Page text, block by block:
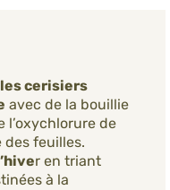
cerisiers
avec de la bouillie
l’oxychlorure de
feuilles.
r en triant
à la